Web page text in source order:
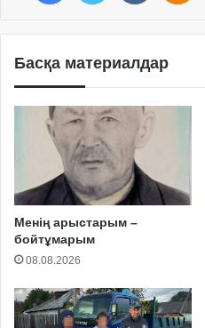
Басқа материалдар
Менің арыстарым –
бойтұмарым
08.08.2026